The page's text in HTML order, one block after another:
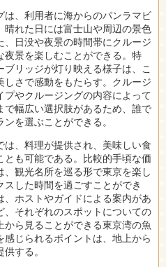
、利用者に海からのパンラマビ
晴れた日には富士山や周辺の景色
日没や夜景の時間帯にクルージ
夜景を楽しむことができる。特
リッジが灯り映える様子は、こ
さで感動をもたらす。クルージ
やクルージングの内容によって
幅広い選択肢があるため、誰で
を選ぶことができる。
、料理が提供され、美味しい食
も可能である。比較的手頃な価
観光名所を巡る形で東京を楽し
した時間を過ごすことができ
ホストやガイドによる案内があ
それぞれのスポットについての
ら見ることができる東京湾の魚
じられるポイントは、地上から
する。